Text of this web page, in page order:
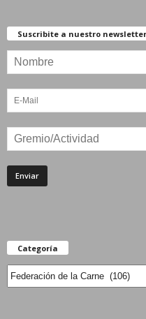
Suscribite a nuestro newsletter
Categoría
Categoría